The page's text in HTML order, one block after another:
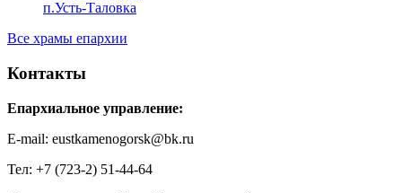
п.Усть-Таловка
Все храмы епархии
Контакты
Епархиальное управление:
E-mail: eustkamenogorsk@bk.ru
Тел: +7 (723-2) 51-44-64